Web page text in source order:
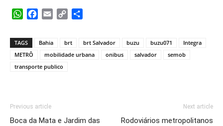
WhatsApp
Facebook
Email Copy
TAGS Bahia brt brt Salvador buzu buzu071
Integra
METRÔ
mobilidade urbana onibus salvador
semob
transporte publico
Previous article
Boca da Mata e Jardim das
Next article
Rodoviários metropolitanos